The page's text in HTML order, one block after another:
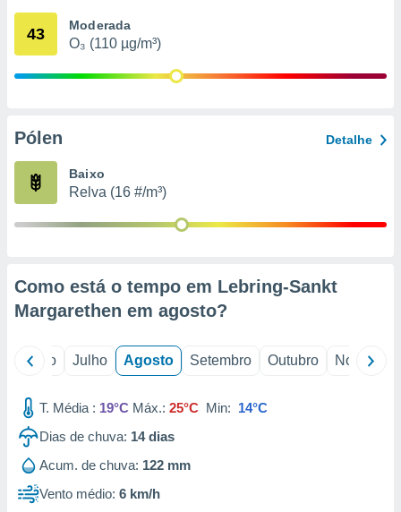
através
estudos
1199
43 Moderada
O₃ (110 µg/m³)
Pólen Detalhe
Baixo
Relva (16 #/m³)
Como está o tempo em Lebring-Sankt
Margarethen em agosto?
Junho Julho Agosto Setembro Outubro Novembro
T. Média : 19°C Máx.: 25°C Min: 14°C
Dias de chuva: 14dias
Acum. de chuva: 122 mm
Vento médio: 6 km/h